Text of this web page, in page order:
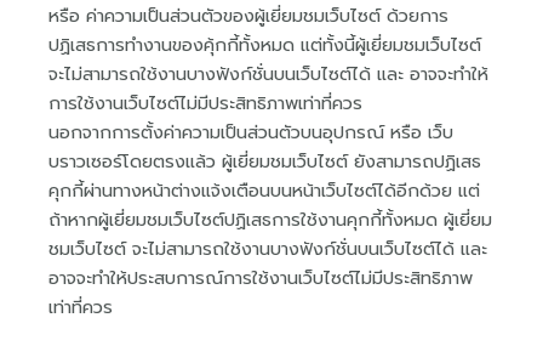
หรือ ค่าความเป็นส่วนตัวของผู้เยี่ยมชมเว็บไซต์ ด้วยการ
ปฏิเสธการทำงานของคุ้กกี้ทั้งหมด แต่ทั้งนี้ผู้เยี่ยมชมเว็บไซต์
จะไม่สามารถใช้งานบางฟังก์ชั่นบนเว็บไซต์ได้ และ อาจจะทำให้
การใช้งานเว็บไซต์ไม่มีประสิทธิภาพเท่าที่ควร
นอกจากการตั้งค่าความเป็นส่วนตัวบนอุปกรณ์ หรือ เว็บ
บราวเซอร์โดยตรงแล้ว ผู้เยี่ยมชมเว็บไซต์ ยังสามารถปฏิเสธ
คุกกี้ผ่านทางหน้าต่างแจ้งเตือนบนหน้าเว็บไซต์ได้อีกด้วย แต่
ถ้าหากผู้เยี่ยมชมเว็บไซต์ปฏิเสธการใช้งานคุกกี้ทั้งหมด ผู้เยี่ยม
ชมเว็บไซต์ จะไม่สามารถใช้งานบางฟังก์ชั่นบนเว็บไซต์ได้ และ
อาจจะทำให้ประสบการณ์การใช้งานเว็บไซต์ไม่มีประสิทธิภาพ
เท่าที่ควร